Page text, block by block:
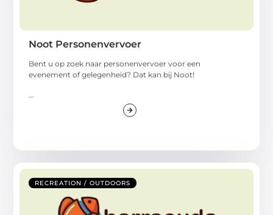
Noot Personenvervoer
Bent u op zoek naar personenvervoer voor een
evenement of gelegenheid? Dat kan bij Noot!
RECREATION / OUTDOORS